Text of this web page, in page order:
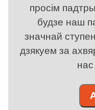
просім
будзе наш
значнай
дзякуем за